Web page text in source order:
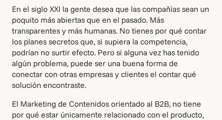
En el siglo XXI la gente desea que las compañías sean un
poquito más abiertas que en el pasado. Más
transparentes y más humanas. No tienes por qué contar
los planes secretos que, si supiera la competencia,
podrían no surtir efecto. Pero si alguna vez has tenido
algún problema, puede ser una buena forma de
conectar con otras empresas y clientes el contar qué
solución encontraste.
El Marketing de Contenidos orientado al B2B, no tiene
por qué estar únicamente relacionado con el producto,